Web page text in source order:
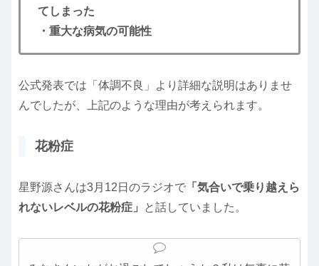
てしまった
・重大な病気の可能性
公式発表では「体調不良」より詳細な説明はありませ
んでしたが、上記のような理由が考えられます。
花粉症
星野源さんは3月12日のラジオで 「気合いで乗り越えら
れないレベルの花粉症」
と話していました。